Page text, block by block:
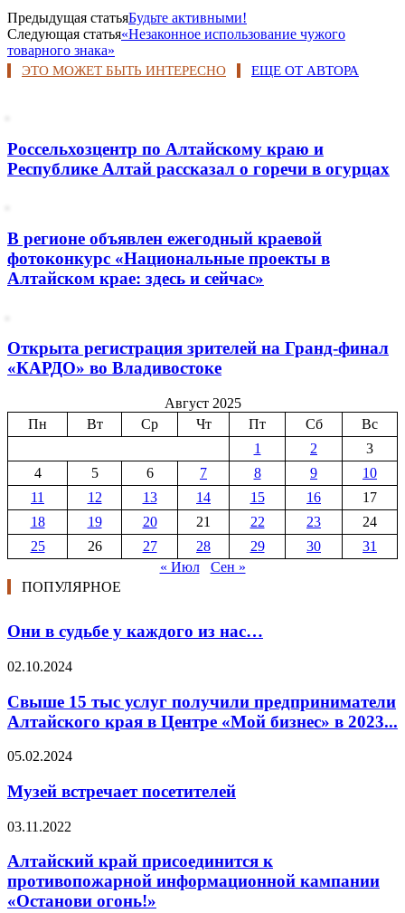
Предыдущая статьяБудьте активными!
Следующая статья«Незаконное использование чужого
товарного знака»
ЭТО МОЖЕТ БЫТЬ ИНТЕРЕСНО ЕЩЕ ОТ АВТОРА
Россельхозцентр по Алтайскому краю и
Республике Алтай рассказал о горечи в огурцах
В регионе объявлен ежегодный краевой
фотоконкурс «Национальные проекты в
Алтайском крае: здесь и сейчас»
Открыта регистрация зрителей на Гранд-финал
«КАРДО» во Владивостоке
Август 2025
Пн
Вт Ср Чт Пт Сб
Вс
1
2
3
4
5 6 7 8 9
10
11
12 13 14 15 16
17
18
19 20 21 22 23
24
25
26 27 28 29 30
31
« Июл
Сен »
ПОПУЛЯРНОЕ
Они в судьбе у каждого из нас…
02.10.2024
Свыше 15 тыс услуг получили предприниматели
Алтайского края в Центре «Мой бизнес» в 2023...
05.02.2024
Музей встречает посетителей
03.11.2022
Алтайский край присоединится к
противопожарной информационной кампании
«Останови огонь!»